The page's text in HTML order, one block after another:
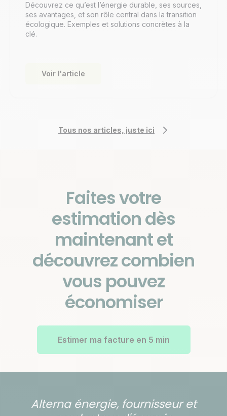
Découvrez ce qu’est l’énergie durable, ses sources,
ses avantages, et son rôle central dans la transition
écologique. Exemples et solutions concrètes à la
clé.
Voir l'article
Tous nos articles, juste ici
Faites votre
estimation dès
maintenant et
découvrez combien
vous pouvez
économiser
Estimer ma facture en 5 min
Alterna énergie, fournisseur et